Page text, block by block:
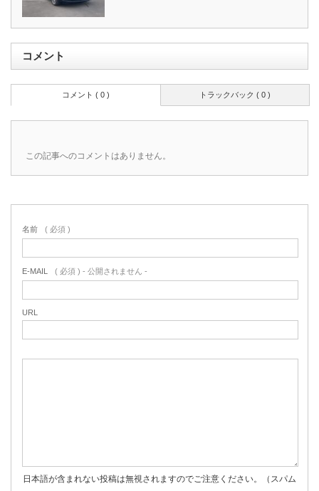
コメント
トラックバック ( 0 )
コメント ( 0 )
この記事へのコメントはありません。
名前 ( 必須 )
E-MAIL ( 必須 ) - 公開されません -
URL
日本語が含まれない投稿は無視されますのでご注意ください。（スパム